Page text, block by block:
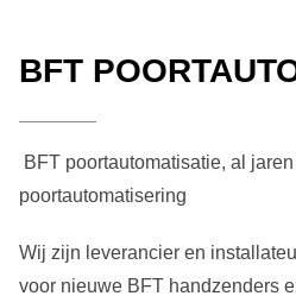
BFT
BFT poortautomatisatie, al
poortautomatisering
Wij zijn leverancier en
voor nieuwe BFT handzenders